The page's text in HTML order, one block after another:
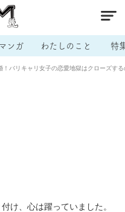
マンガ わたしのこと 特
！バリキャリ女子の恋愛地獄はクローズす
け、心は躍っていました。
# セフレ
ッチングアプリ
# イケない